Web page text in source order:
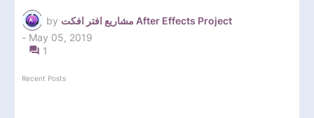
by
مشاريع افتر افكت After Effects Project
- May 05, 2019
1
Recent Posts